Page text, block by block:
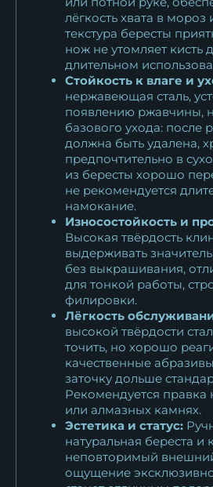
лёгкость хвата в
текстура бересты
нож не утомляет кисть
длительном
Стойкость к влаге и
нержавеющая сталь,
появлению ржавчины,
базового ухода: после
должна быть удалена,
предпочтительно в
из бересты хорошо
не рекомендуется
намокание.
Износостойкость и
Высокая твёрдость
выдерживать
без выкрашивания,
для тонкой работы,
филировки.
Лёгкость
высокой твёрдости
точить, но хорошо
качественные
заточку дольше
Рекомендуется правка
или алмазных камнях.
Эстетика и статус:
натуральная береста и
неповторимый
ощущение